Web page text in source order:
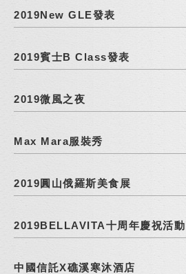
2019New GLE發表
2019賓士B Class發表
2019微風之夜
Max Mara服裝秀
2019圓山俄羅斯美食展
2019BELLAVITA十周年慶祝活動
中國信託X礁溪寒沐酒店